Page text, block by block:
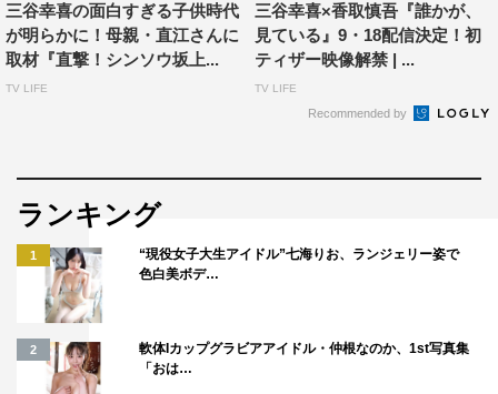
は、自分が久しぶりの翻訳劇だったので、どう演じていこ
うかと考えていましたが、三谷さんは自由に演じさせて下
さって、ポイントポイントで動き・表情・構え方・発声等
の演出をきっちりつけてくれるので、僕はとっても演じや
演じたいとずっと言ってきた人間なんです。その為に、今
まで喜劇でない芝居も経験しておかないと喜劇が演じられ
ないなと思って挑戦したりしてきました。なので、久しぶ
りの喜劇はとても楽しみです。
獅童さんとはスペシャルドラマ『必殺仕事人2013』以来
で舞台共演は初めて。他の出演者の方々も、喜劇をやった
ら絶対面白そうなメンバーが揃っているし、自分も含めて
三谷幸喜の面白すぎる子供時代
が明らかに！母親・直江さんに
取材『直撃！シンソウ坂上...
TV LIFE
三谷幸喜×香取慎吾『誰かが、
見ている』9・18配信決定！初
ティザー映像解禁 | ...
TV LIFE
Recommended by
ランキング
1
“現役女子大生アイドル”七海りお、ランジェリー姿で
色白美ボデ…
2
軟体Iカップグラビアアイドル・仲根なのか、1st写真集
「おは…